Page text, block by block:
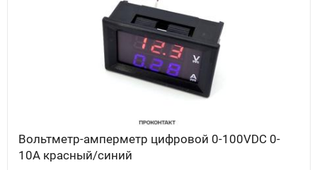
Вольтметр-амперметр цифровой 0-100VDC 0-
10A красный/синий